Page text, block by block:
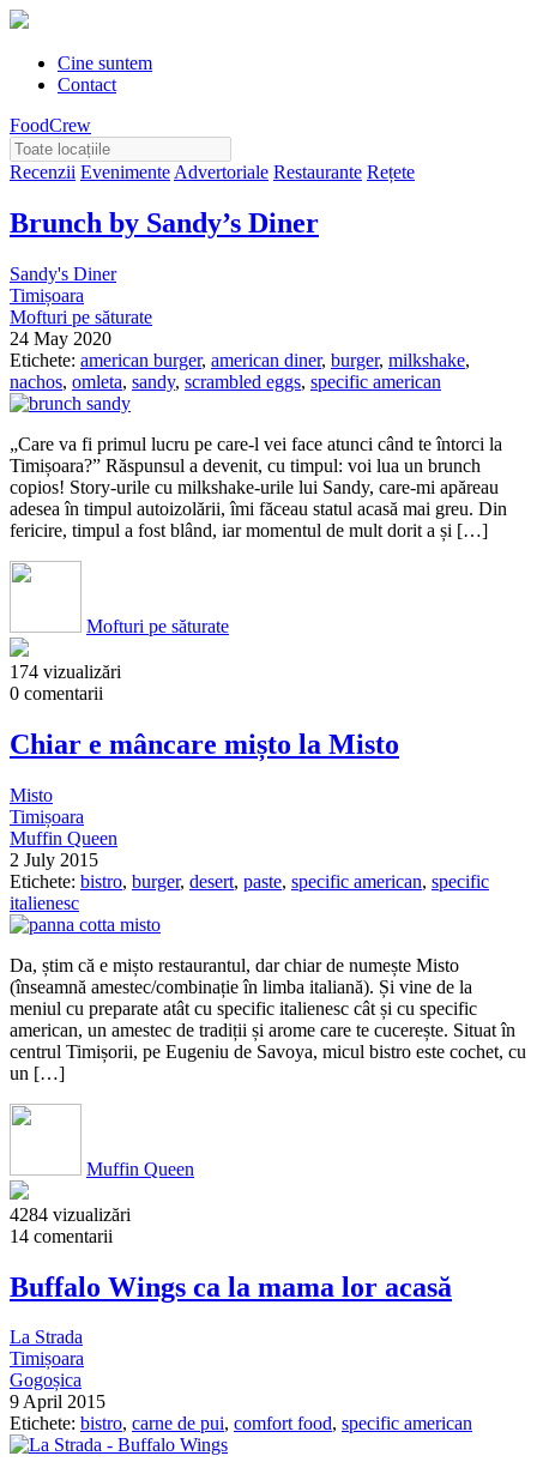
Cine suntem
Contact
FoodCrew
Recenzii Evenimente Advertoriale Restaurante Rețete
Brunch by Sandy’s Diner
Sandy's Diner
Timișoara
Mofturi pe săturate
24 May 2020
Etichete: american burger, american diner, burger, milkshake,
nachos, omleta, sandy, scrambled eggs, specific american
„Care va fi primul lucru pe care-l vei face atunci când te întorci la
Timișoara?” Răspunsul a devenit, cu timpul: voi lua un brunch
copios! Story-urile cu milkshake-urile lui Sandy, care-mi apăreau
adesea în timpul autoizolării, îmi făceau statul acasă mai greu. Din
fericire, timpul a fost blând, iar momentul de mult dorit a și […]
Mofturi pe săturate
174 vizualizări
0 comentarii
Chiar e mâncare mișto la Misto
Misto
Timișoara
Muffin Queen
2 July 2015
Etichete: bistro, burger, desert, paste, specific american, specific
italienesc
Da, știm că e mișto restaurantul, dar chiar de numește Misto
(înseamnă amestec/combinație în limba italiană). Și vine de la
meniul cu preparate atât cu specific italienesc cât și cu specific
american, un amestec de tradiții și arome care te cucerește. Situat în
centrul Timișorii, pe Eugeniu de Savoya, micul bistro este cochet, cu
un […]
Muffin Queen
4284 vizualizări
14 comentarii
Buffalo Wings ca la mama lor acasă
La Strada
Timișoara
Gogoșica
9 April 2015
Etichete: bistro, carne de pui, comfort food, specific american